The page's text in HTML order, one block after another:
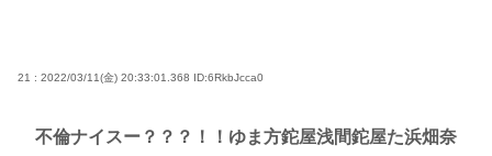
21 : 2022/03/11(金) 20:33:01.368 ID:6RkbJcca0
不倫ナイスー？？？！！ゆま方鉈屋浅間鉈屋た浜畑奈